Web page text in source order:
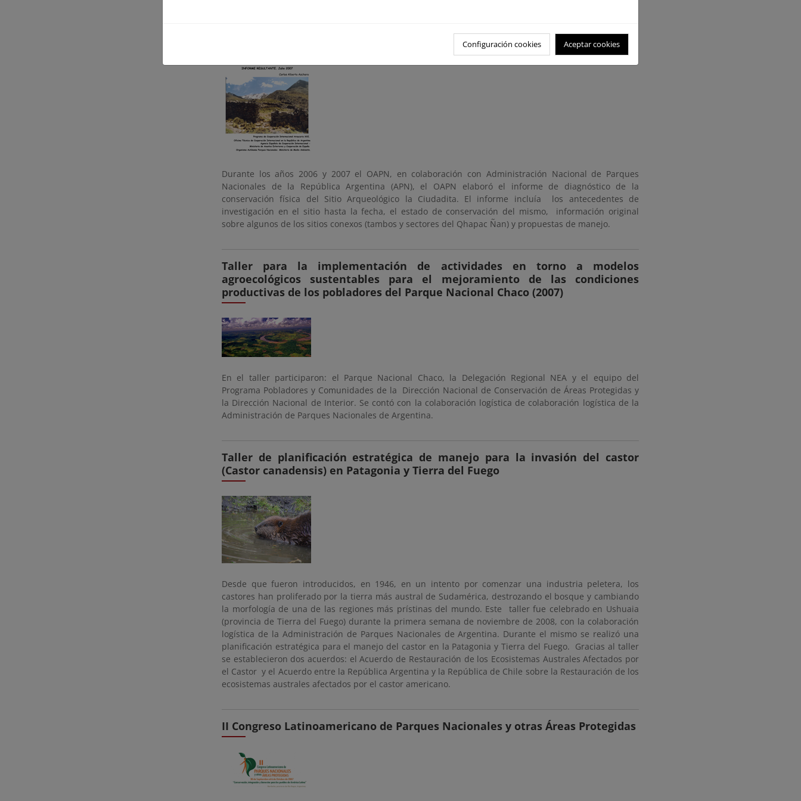
Durante los años 2006 y 2007 el OAPN, en colaboración con Administración Nacional de Parques
Nacionales de la República Argentina (APN), el OAPN elaboró el informe de diagnóstico de la
conservación física del Sitio Arqueológico la Ciudadita. El informe incluía los antecedentes de
investigación en el sitio hasta la fecha, el estado de conservación del mismo, información original
sobre algunos de los sitios conexos (tambos y sectores del Qhapac Ñan) y propuestas de manejo.
Taller para la implementación de actividades en torno a modelos
agroecológicos sustentables para el mejoramiento de las condiciones
productivas de los pobladores del Parque Nacional Chaco (2007)
En el taller participaron: el Parque Nacional Chaco, la Delegación Regional NEA y el equipo del
Programa Pobladores y Comunidades de la Dirección Nacional de Conservación de Áreas Protegidas y
la Dirección Nacional de Interior. Se contó con la colaboración logística de colaboración logística de la
Administración de Parques Nacionales de Argentina.
Taller de planificación estratégica de manejo para la invasión del castor
(Castor canadensis) en Patagonia y Tierra del Fuego
Desde que fueron introducidos, en 1946, en un intento por comenzar una industria peletera, los
castores han proliferado por la tierra más austral de Sudamérica, destrozando el bosque y cambiando
la morfología de una de las regiones más prístinas del mundo. Este taller fue celebrado en Ushuaia
(provincia de Tierra del Fuego) durante la primera semana de noviembre de 2008, con la colaboración
logística de la Administración de Parques Nacionales de Argentina. Durante el mismo se realizó una
planificación estratégica para el manejo del castor en la Patagonia y Tierra del Fuego. Gracias al taller
se establecieron dos acuerdos: el Acuerdo de Restauración de los Ecosistemas Australes Afectados por
el Castor y el Acuerdo entre la República Argentina y la República de Chile sobre la Restauración de los
ecosistemas australes afectados por el castor americano.
II Congreso Latinoamericano de Parques Nacionales y otras Áreas Protegidas
Configuración cookies Aceptar cookies